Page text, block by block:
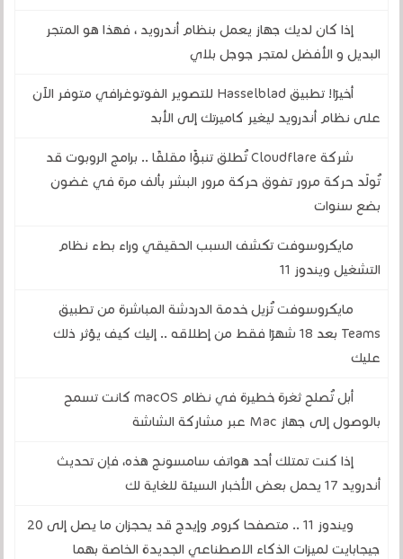
إذا كان لديك جهاز يعمل بنظام أندرويد ، فهذا هو المتجر
البديل و الأفضل لمتجر جوجل بلاي
أخيرًا! تطبيق Hasselblad للتصوير الفوتوغرافي متوفر الآن
على نظام أندرويد ليغير كاميرتك إلى الأبد
شركة Cloudflare تُطلق تنبؤًا مقلقًا .. برامج الروبوت قد
تُولّد حركة مرور تفوق حركة مرور البشر بألف مرة في غضون
بضع سنوات
مايكروسوفت تكشف السبب الحقيقي وراء بطء نظام
التشغيل ويندوز 11
مايكروسوفت تُزيل خدمة الدردشة المباشرة من تطبيق
Teams بعد 18 شهرًا فقط من إطلاقه .. إليك كيف يؤثر ذلك
عليك
أبل تُصلح ثغرة خطيرة في نظام macOS كانت تسمح
بالوصول إلى جهاز Mac عبر مشاركة الشاشة
إذا كنت تمتلك أحد هواتف سامسونج هذه، فإن تحديث
أندرويد 17 يحمل بعض الأخبار السيئة للغاية لك
ويندوز 11 .. متصفحا كروم وإيدج قد يحجزان ما يصل إلى 20
جيجابايت لميزات الذكاء الاصطناعي الجديدة الخاصة بهما